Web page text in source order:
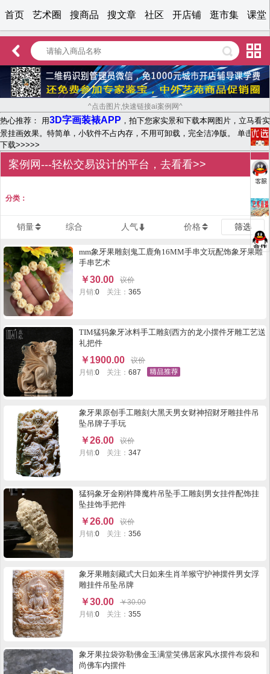
首页 艺术圈 搜商品 搜文章 社区 开店铺 逛市集 课堂
^点击图片,快速链接ai案例网^
热心推荐： 用3D字画装裱APP ，拍下您家实景和下载本网图片，立马看实
景挂画效果。特简单，小软件不占内存，不用可卸载，完全洁净版。 单击文字
下载>>>>>
案例网---轻松交易设计的平台，去看看>>
分类：
销量 综合 人气 价格 筛选
mm象牙果雕刻鬼工鹿角16MM手串文玩配饰象牙果雕
手串艺术
￥30.00
议价
月销:0 关注：365
TIM猛犸象牙冰料手工雕刻西方的龙小摆件牙雕工艺送
礼把件
￥1900.00
议价
月销:0 关注：687
象牙果原创手工雕刻大黑天男女财神招财牙雕挂件吊
坠吊牌子手玩
￥26.00
议价
月销:0 关注：347
猛犸象牙金刚杵降魔杵吊坠手工雕刻男女挂件配饰挂
坠挂饰手把件
￥26.00
议价
月销:0 关注：356
象牙果雕刻藏式大日如来生肖羊猴守护神摆件男女浮
雕挂件吊坠吊牌
￥30.00 ￥30.00
月销:0 关注：355
象牙果拉袋弥勒佛金玉满堂笑佛居家风水摆件布袋和
尚佛车内摆件